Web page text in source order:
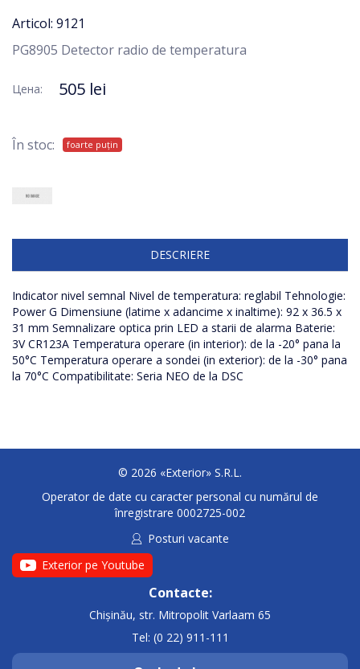
Articol: 9121
PG8905 Detector radio de temperatura
Цена: 505 lei
În stoc: foarte puțin
DESCRIERE
Indicator nivel semnal Nivel de temperatura: reglabil Tehnologie:
Power G Dimensiune (latime x adancime x inaltime): 92 x 36.5 x
31 mm Semnalizare optica prin LED a starii de alarma Baterie:
3V CR123A Temperatura operare (in interior): de la -20° pana la
50°C Temperatura operare a sondei (in exterior): de la -30° pana
la 70°C Compatibilitate: Seria NEO de la DSC
© 2026 «Exterior» S.R.L.
Operator de date cu caracter personal cu numărul de
înregistrare 0002725-002
Posturi vacante
Exterior pe Youtube
Contacte:
Chișinău, str. Mitropolit Varlaam 65
Tel: (0 22) 911-111